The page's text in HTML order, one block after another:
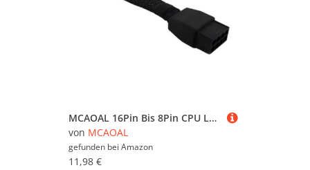
MCAOAL 16Pin Bis 8Pin CPU Leistungsverlängerungskabel Für RTX30 CPU Anschluss 16AWG Ärmeln Hochstrom Stromkabel 12 cm/4 72 Zoll Stromversorgungskabel
von MCAOAL
gefunden bei Amazon
11,98 €